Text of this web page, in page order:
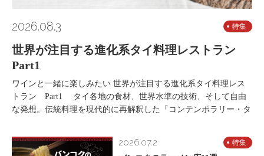
2026.08.3 特集
世界が注目する進化系タイ料理レストラン
Part1
ワインと一緒に楽しみたい 世界が注目する進化系タイ料理レス
トラン Part1 タイ各地の食材、世界水準の技術、そして自由
な発想。伝統料理を現代的に再解釈した「コンテンポラリー・タ
2026.07.2 特集